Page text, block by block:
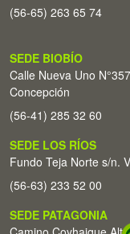
(56-65) 263 65 74
SEDE BIOBÍO
Calle Nueva Uno
Concepción
(56-41) 285 32 60
SEDE LOS RÍOS
Fundo Teja Norte s/n.
(56-63) 233 52 00
SEDE PATAGONIA